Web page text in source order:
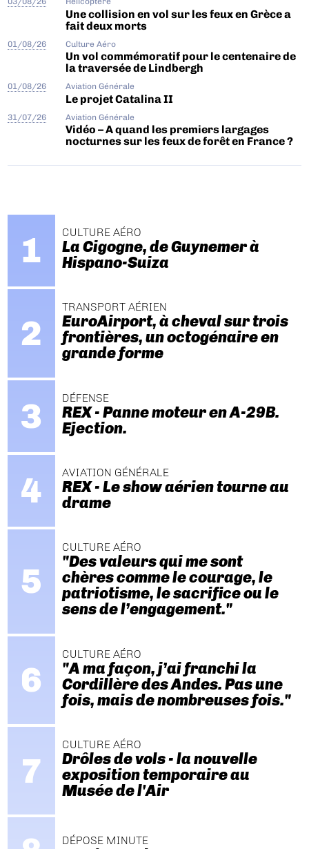
Une collision en vol sur les feux en Grèce a
fait deux morts
01/08/26 Culture Aéro
Un vol commémoratif pour le centenaire de
la traversée de Lindbergh
01/08/26 Aviation Générale
Le projet Catalina II
31/07/26 Aviation Générale
Vidéo – A quand les premiers largages
nocturnes sur les feux de forêt en France ?
CULTURE AÉRO
La Cigogne, de Guynemer à
Hispano-Suiza
TRANSPORT AÉRIEN
EuroAirport, à cheval sur trois
frontières, un octogénaire en
grande forme
DÉFENSE
REX - Panne moteur en A-29B.
Ejection.
AVIATION GÉNÉRALE
REX - Le show aérien tourne au
drame
CULTURE AÉRO
"Des valeurs qui me sont
chères comme le courage, le
patriotisme, le sacrifice ou le
sens de l’engagement."
CULTURE AÉRO
"A ma façon, j’ai franchi la
Cordillère des Andes. Pas une
fois, mais de nombreuses fois."
CULTURE AÉRO
Drôles de vols - la nouvelle
exposition temporaire au
Musée de l'Air
DÉPOSE MINUTE